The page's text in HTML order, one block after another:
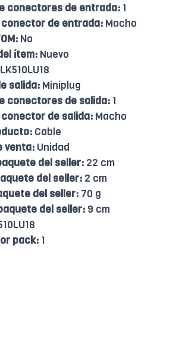
conectores de entrada: 1
conector de entrada: Macho
No
ítem: Nuevo
salida: Miniplug
conectores de salida: 1
conector de salida: Macho
Cable
venta: Unidad
del seller: 22 cm
del seller: 2 cm
del seller: 70 g
del seller: 9 cm
pack: 1